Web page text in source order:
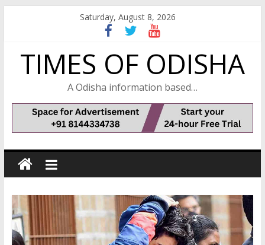
Saturday, August 8, 2026
TIMES OF ODISHA
A Odisha information based…